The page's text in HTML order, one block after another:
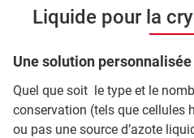
Liquide pour la
Une solution personnalisée
Quel que soit le type et le
conservation (tels que cellules
ou pas une source d’azote